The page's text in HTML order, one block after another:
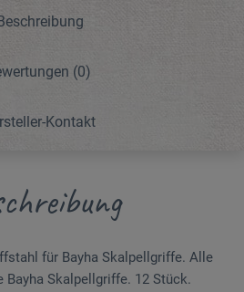
(0)
Kontakt
für Bayha Skalpellgriffe. Alle
Bayha Skalpellgriffe. 12 Stück.